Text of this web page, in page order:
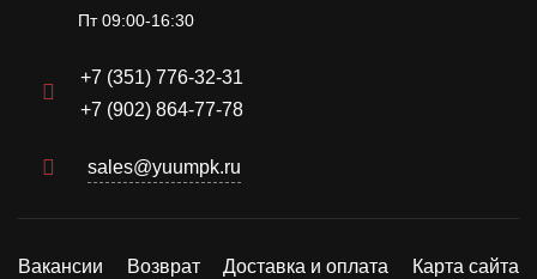
Пт 09:00-16:30
+7 (351) 776-32-31
+7 (902) 864-77-78
sales@yuumpk.ru
Вакансии Возврат Доставка и оплата
Карта сайта